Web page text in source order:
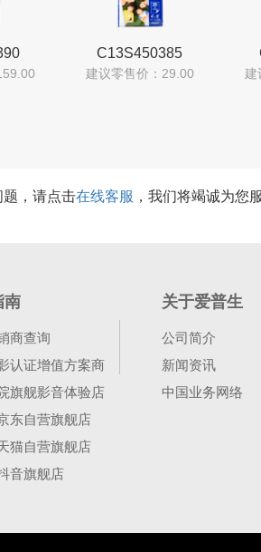
C13S450385
建议零售价：29.00 建
，请点击在线客服 ，我们将竭诚为您
南
商查询
认证增值方案商
旗舰影音体验店
东自营旗舰店
猫自营旗舰店
音旗舰店
关于爱普生
公司简介
新闻资讯
中国业务网络